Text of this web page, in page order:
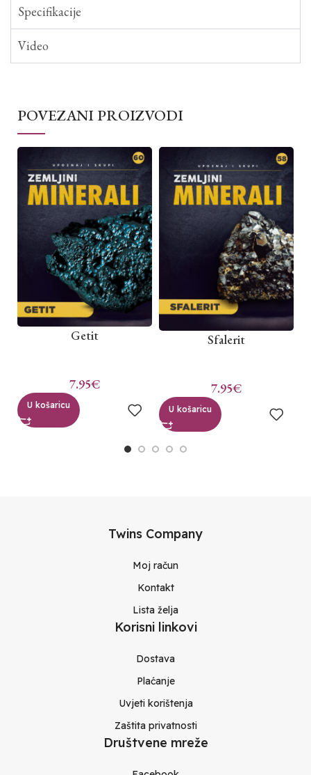
Specifikacije
Video
POVEZANI PROIZVODI
Getit
7.95€
U košaricu
Sfalerit
7.95€
U košaricu
Twins Company
Moj račun
Kontakt
Lista želja
Korisni linkovi
Dostava
Plaćanje
Uvjeti korištenja
Zaštita privatnosti
Društvene mreže